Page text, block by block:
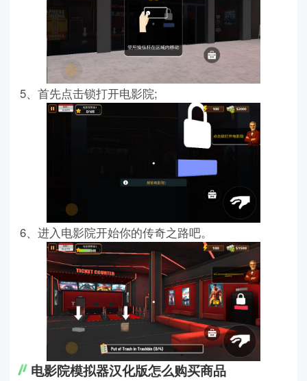
5、首先点击锁打开电影院;
6、进入电影院开始你的传奇之路吧。
电影院模拟器汉化版怎么购买商品